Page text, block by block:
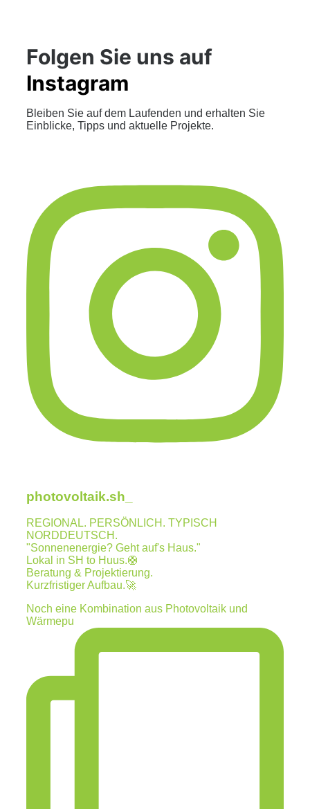
Folgen Sie uns auf
Instagram
Bleiben Sie auf dem Laufenden und erhalten Sie
Einblicke, Tipps und aktuelle Projekte.
photovoltaik.sh_
REGIONAL. PERSÖNLICH. TYPISCH
NORDDEUTSCH.
"Sonnenenergie? Geht auf's Haus."
Lokal in SH to Huus.🛟
Beratung & Projektierung.
Kurzfristiger Aufbau.🚀
Noch eine Kombination aus Photovoltaik und
Wärmepu